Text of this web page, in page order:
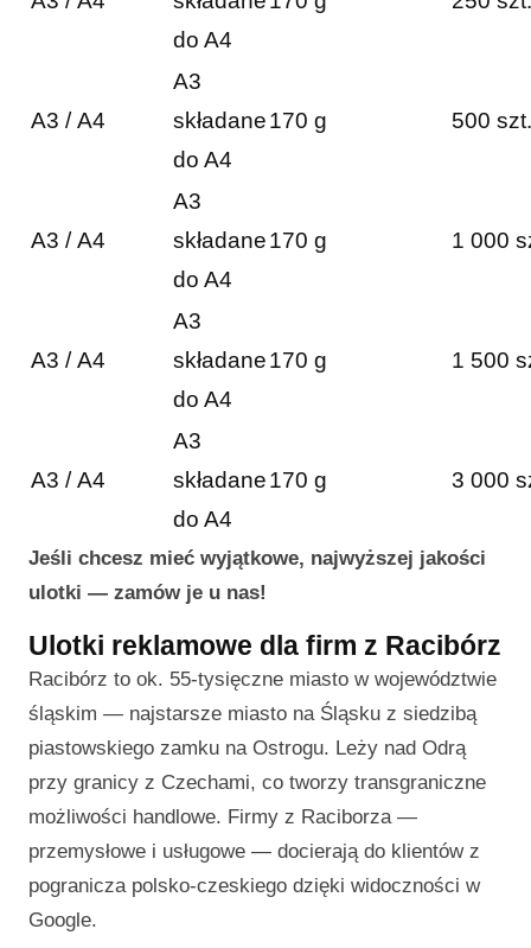
do A4
A3 / A4
A3
składane
do A4
170 g 500 szt.
A3 / A4
A3
składane
do A4
170 g 1 000
A3 / A4
A3
składane
do A4
170 g 1 500
A3 / A4
A3
składane
do A4
170 g 3 000
Jeśli chcesz mieć wyjątkowe, najwyższej jakości
ulotki — zamów je u nas!
Ulotki reklamowe dla firm z Racibórz
Racibórz to ok. 55-tysięczne miasto w województwie
śląskim — najstarsze miasto na Śląsku z siedzibą
piastowskiego zamku na Ostrogu. Leży nad Odrą
przy granicy z Czechami, co tworzy transgraniczne
możliwości handlowe. Firmy z Raciborza —
przemysłowe i usługowe — docierają do klientów z
pogranicza polsko-czeskiego dzięki widoczności w
Google.